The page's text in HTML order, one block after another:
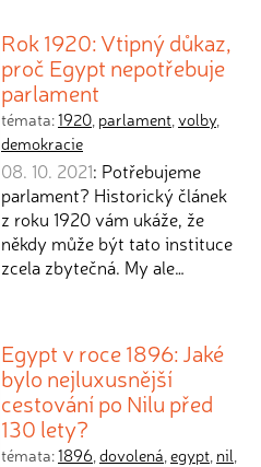
Rok 1920: Vtipný důkaz,
proč Egypt nepotřebuje
parlament
témata:1920, parlament,volby,
demokracie
08. 10. 2021: Potřebujeme
parlament? Historický článek
z roku 1920 vám ukáže, že
někdy může být tato instituce
zcela zbytečná. My ale…
Egypt v roce 1896: Jaké
bylo nejluxusnější
cestování po Nilu před
130 lety?
témata:1896,dovolená,egypt, nil,